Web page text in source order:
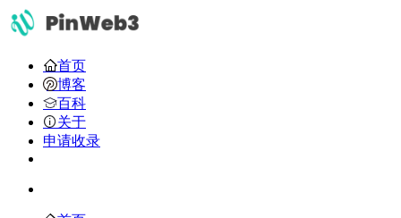
首页
博客
百科
关于
申请收录